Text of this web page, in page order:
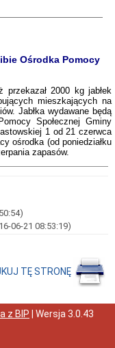
Ośrodka Pomocy
przekazał 2000 kg jabłek
mieszkających na
Jabłka wydawane będą
Społecznej Gminy
1 od 21 czerwca
ośrodka (od poniedziałku
zapasów.
06-21 08:53:19)
TĘ STRONĘ
z BIP | Wersja3.0.43